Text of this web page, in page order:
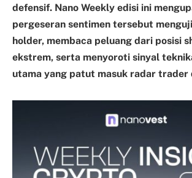
defensif. Nano Weekly edisi ini
pergeseran sentimen tersebut
holder, membaca peluang dari posisi
ekstrem, serta menyoroti sinyal
utama yang patut masuk radar trader